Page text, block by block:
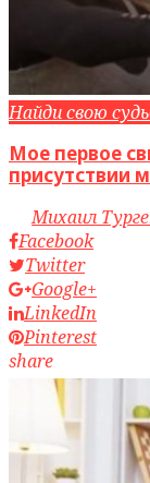
Найди свою
Мое первое
присутствии
byМихаил
Facebook
Twitter
Google+
LinkedIn
Pinterest
share